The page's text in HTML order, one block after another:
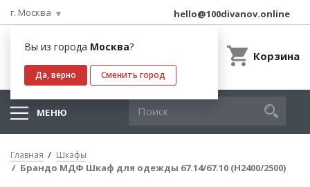
г. Москва
Вы из города Москва?
Да, верно Сменить город
hello@100divanov.online
Корзина
МЕНЮ
Главная Шкафы
Брандо МДФ Шкаф для одежды 67.14/67.10 (Н2400/2500)